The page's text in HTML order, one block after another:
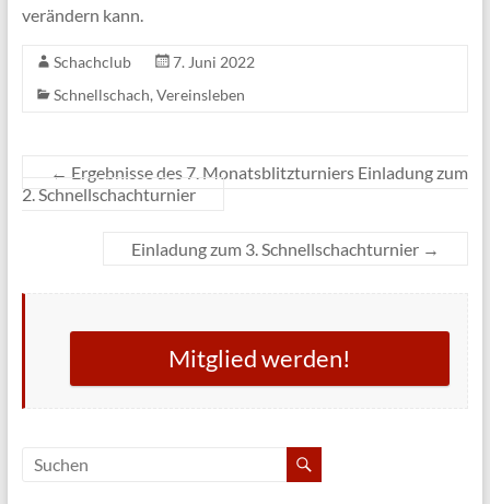
verändern kann.
Schachclub
7. Juni 2022
Schnellschach, Vereinsleben
← Ergebnisse des 7. Monatsblitzturniers Einladung zum
2. Schnellschachturnier
Einladung zum 3. Schnellschachturnier →
Mitglied werden!